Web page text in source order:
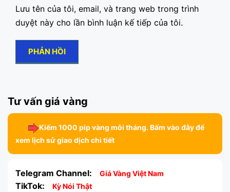
Lưu tên của tôi, email, và trang web trong trình
duyệt này cho lần bình luận kế tiếp của tôi.
Tư vấn giá vàng
Kiếm 1000 pip vàng mỗi tháng. Bấm vào đây để
xem lịch sử giao dịch chi tiết
Telegram Channel: Giá Vàng Việt Nam
TikTok: Kỳ Nói Thật